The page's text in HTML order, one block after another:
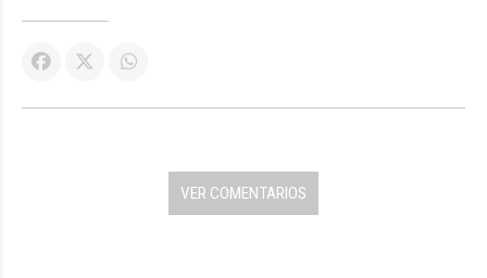
VER COMENTARIOS